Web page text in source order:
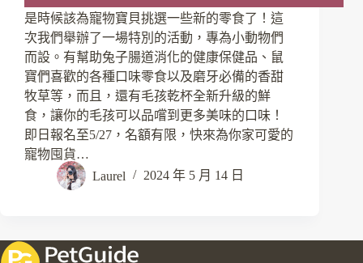
是時候該為寵物寶貝挑選一些新的零食了！這
次我們舉辦了一場特別的活動，專為小動物們
而設。有幫助兔子腸道消化的健康保健品、鼠
寶們喜歡的各種口味零食以及磨牙必備的香甜
牧草等，而且，還有毛孩乾杯全新升級的鮮
食，讓你的毛孩可以品嚐到更多美味的口味！
即日報名至5/27，名額有限，快來為你家可愛的
寵物囤貨…
Laurel
2024 年 5 月 14 日